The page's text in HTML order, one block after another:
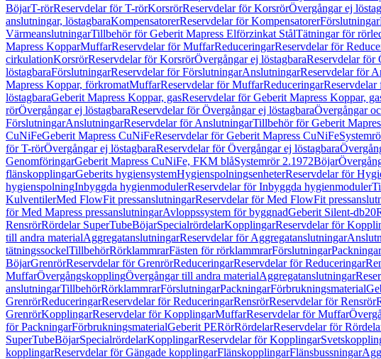
BöjarT-rörReservdelar för T-rörKorsrörReservdelar för KorsrörÖvergångar ej
anslutningar, löstagbaraKompensatorerReservdelar för KompensatorerFörslutningar
VärmeanslutningarTillbehör för Geberit Mapress Elförzinkat StålTätningar för
Mapress KopparMuffarReservdelar för MuffarReduceringarReservdelar för
cirkulationKorsrörReservdelar för KorsrörÖvergångar ej löstagbaraReservdelar för
löstagbaraFörslutningarReservdelar för FörslutningarAnslutningarReservdelar för
Mapress Koppar, förkromatMuffarReservdelar för MuffarReduceringarReservdelar
löstagbaraGeberit Mapress Koppar, gasReservdelar för Geberit Mapress Koppar,
rörÖvergångar ej löstagbaraReservdelar för Övergångar ej löstagbaraÖvergångar
FörslutningarAnslutningarReservdelar för AnslutningarTillbehör för Geberit
CuNiFeGeberit Mapress CuNiFeReservdelar för Geberit Mapress CuNiFe
för T-rörÖvergångar ej löstagbaraReservdelar för Övergångar ej löstagbara
GenomföringarGeberit Mapress CuNiFe, FKM blåSystemrör 2.1972Böjar
flänskopplingarGeberits hygiensystemHygienspolningsenheterReservdelar för
hygienspolningInbyggda hygienmodulerReservdelar för Inbyggda hygienmoduler
KulventilerMed FlowFit pressanslutningarReservdelar för Med FlowFit
för Med Mapress pressanslutningarAvloppssystem för byggnadGeberit Silent-db20
RensrörRördelar SuperTubeBöjarSpecialrördelarKopplingarReservdelar för
till andra materialAggregatanslutningarReservdelar för Aggregatanslutningar
tätningssockelTillbehörRörklammrarFästen för rörklammrarFörslutningarPackningar
BöjarGrenrörReservdelar för GrenrörReduceringarReservdelar för Reduceringar
MuffarÖvergångskopplingÖvergångar till andra materialAggregatanslutningar
anslutningarTillbehörRörklammrarFörslutningarPackningarFörbrukningsmaterial
GrenrörReduceringarReservdelar för ReduceringarRensrörReservdelar för Rensrör
GrenrörKopplingarReservdelar för KopplingarMuffarReservdelar för Muffar
för PackningarFörbrukningsmaterialGeberit PERörRördelarReservdelar för
SuperTubeBöjarSpecialrördelarKopplingarReservdelar för Kopplingar
kopplingarReservdelar för Gängade kopplingarFlänskopplingarFlänsbussningar